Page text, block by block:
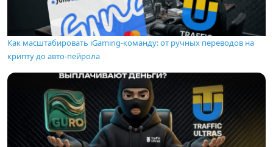
Как масштабировать iGaming-команду: от ручных переводов на
крипту до авто-пейрола